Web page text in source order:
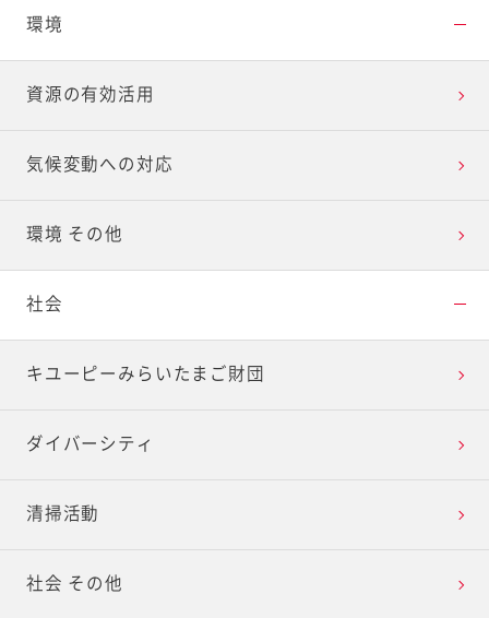
環境
資源の有効活用
気候変動への対応
環境 その他
社会
キユーピーみらいたまご財団
ダイバーシティ
清掃活動
社会 その他